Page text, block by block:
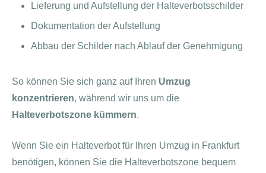
Lieferung und Aufstellung der Halteverbotsschilder
Dokumentation der Aufstellung
Abbau der Schilder nach Ablauf der Genehmigung
So können Sie sich ganz auf Ihren Umzug
konzentrieren, während wir uns um die
Halteverbotszone kümmern.
Wenn Sie ein Halteverbot für Ihren Umzug in Frankfurt
benötigen, können Sie die Halteverbotszone bequem